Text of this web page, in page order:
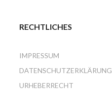
RECHTLICHES
IMPRESSUM
DATENSCHUTZERKLÄRUNG
URHEBERRECHT